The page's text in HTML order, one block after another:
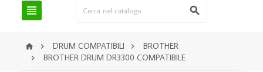
 
  DRUM COMPATIBILI  BROTHER
 BROTHER DRUM DR3300 COMPATIBILE